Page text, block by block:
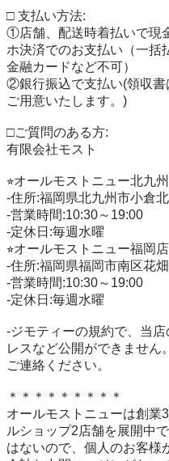
□ 支払い方法:
①店舗、配送時着払いで現
ホ決済でのお支払い（一括
金融カードなど不可）
②銀行振込で支払い(領収書
ご用意いたします。)
□ご質問のある方:
有限会社モスト
⭐︎オールモストニュー北九
-住所:福岡県北九州市小倉
-営業時間:10:30～19:00
-定休日:毎週水曜
⭐︎オールモストニュー福岡店
-住所:福岡県福岡市南区花
-営業時間:10:30～19:00
-定休日:毎週水曜
-ジモティーの規約で、当
レスなど公開ができません
ご連絡ください。
＊＊＊＊＊＊＊＊＊
オールモストニューは創業
ルショップ2店舗を展開中
はないので、個人のお客様